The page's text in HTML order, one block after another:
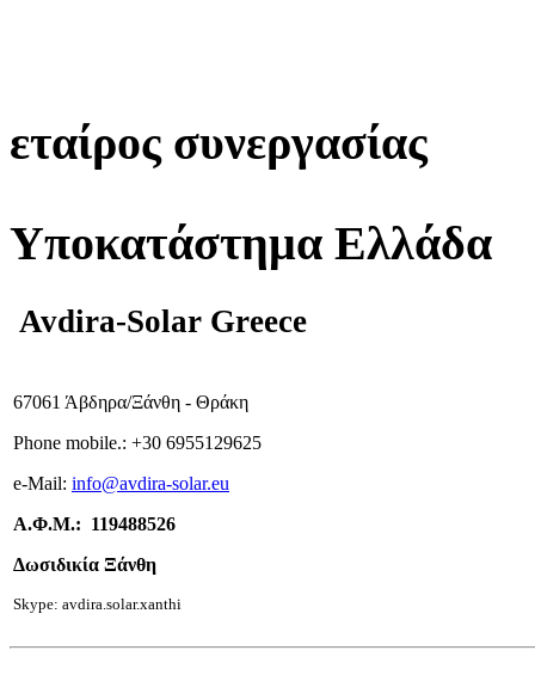
εταίρος συνεργασίας
Υποκατάστημα Ελλάδα
Avdira-Solar Greece
67061 Άβδηρα/Ξάνθη - Θράκη
Phone mobile.: +30 6955129625
e-Mail: info@avdira-solar.eu
Α.Φ.Μ.: 119488526
Δωσιδικία Ξάνθη
Skype: avdira.solar.xanthi